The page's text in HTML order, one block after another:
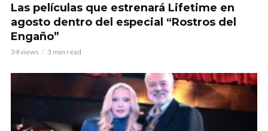
Las películas que estrenará Lifetime en
agosto dentro del especial “Rostros del
Engaño”
34 views 3 min read